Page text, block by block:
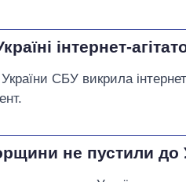
інтернет-
СБУ викрила
не пустили до